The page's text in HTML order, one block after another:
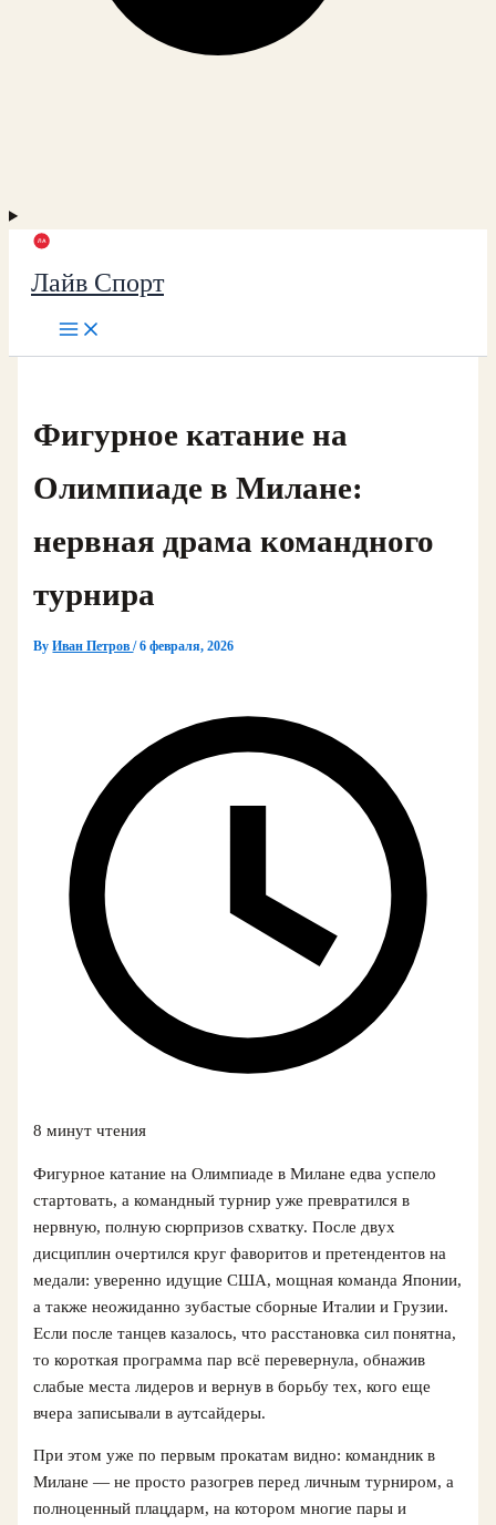
Лайв Спорт
Фигурное катание на
Олимпиаде в Милане:
нервная драма командного
турнира
ByИван Петров/6 февраля, 2026
8 минут чтения
Фигурное катание на Олимпиаде в Милане едва успело
стартовать, а командный турнир уже превратился в
нервную, полную сюрпризов схватку. После двух
дисциплин очертился круг фаворитов и претендентов на
медали: уверенно идущие США, мощная команда Японии,
а также неожиданно зубастые сборные Италии и Грузии.
Если после танцев казалось, что расстановка сил понятна,
то короткая программа пар всё перевернула, обнажив
слабые места лидеров и вернув в борьбу тех, кого еще
вчера записывали в аутсайдеры.
При этом уже по первым прокатам видно: командник в
Милане — не просто разогрев перед личным турниром, а
полноценный плацдарм, на котором многие пары и